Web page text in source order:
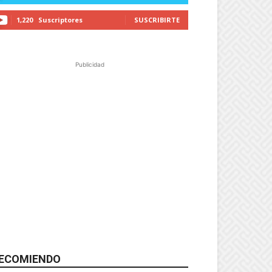
1,220 Suscriptores SUSCRIBIRTE
Publicidad